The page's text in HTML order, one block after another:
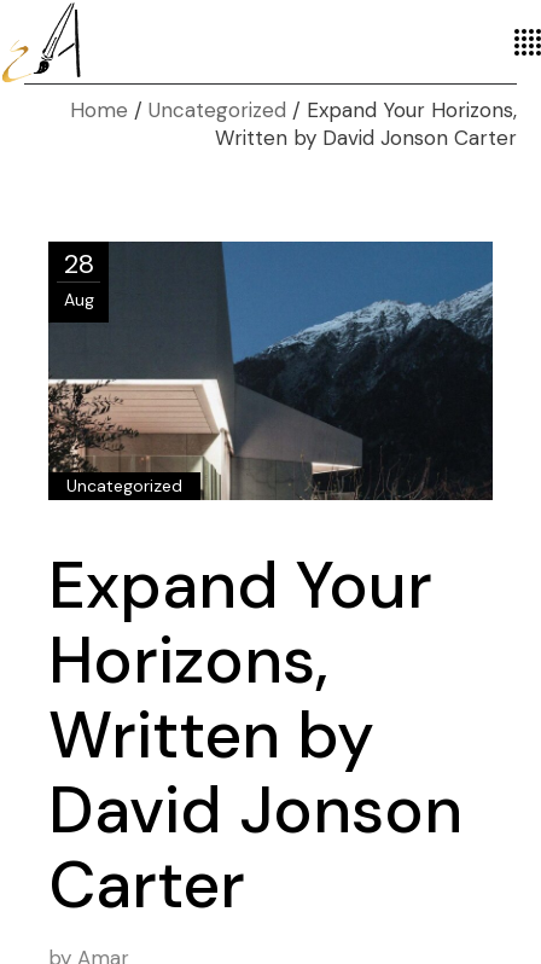
Home Uncategorized
Expand Your Horizons,
Written by David Jonson Carter
28
Aug
Uncategorized
Expand Your
Horizons,
Written by
David Jonson
Carter
by Amar